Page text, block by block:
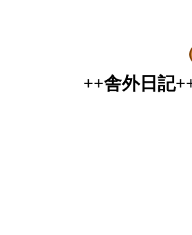
++舎外日記